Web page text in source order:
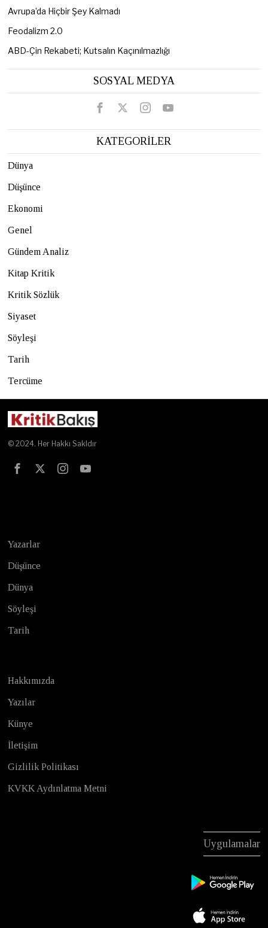
Avrupa’da Hiçbir Şey Kalmadı
Feodalizm 2.0
ABD-Çin Rekabeti; Kutsalın Kaçınılmazlığı
SOSYAL MEDYA
KATEGORİLER
Dünya
Düşünce
Ekonomi
Genel
Gündem Analiz
Kitap Kritik
Kritik Sözlük
Siyaset
Söyleşi
Tarih
Tercüme
© 2024. Her Hakkı Sakldır
Yazarlar
Düşünce
Dünya
Söyleşi
Tarih
Hakkımızda
Yazılar
Künye
İletişim
Gizlilik Politikası
KVKK Aydınlatma Metni
Uygulamalar